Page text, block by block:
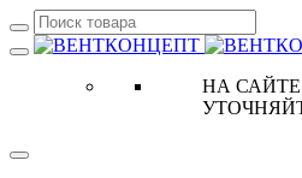
НА